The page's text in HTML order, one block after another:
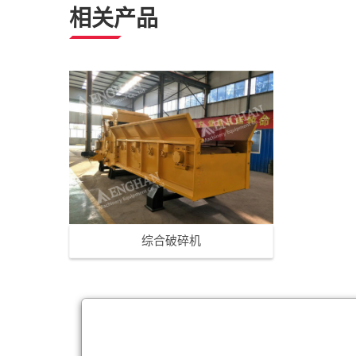
相关产品
综合破碎机